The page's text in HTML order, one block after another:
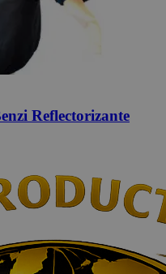
Reflectorizante